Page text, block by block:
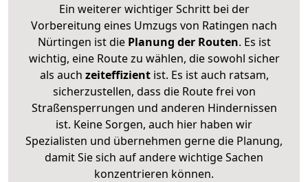
Ein weiterer wichtiger Schritt bei der
Vorbereitung eines Umzugs von Ratingen nach
Nürtingen ist diePlanung der Routen. Es ist
wichtig, eine Route zu wählen, die sowohl sicher
als auch zeiteffizientist. Es ist auch ratsam,
sicherzustellen, dass die Route frei von
Straßensperrungen und anderen Hindernissen
ist. Keine Sorgen, auch hier haben wir
Spezialisten und übernehmen gerne die Planung,
damit Sie sich auf andere wichtige Sachen
konzentrieren können.